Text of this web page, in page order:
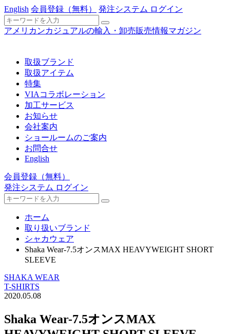
English 会員登録 （無料） 発注システム ログイン
アメリカンカジュアルの輸入・卸売販売情報マガジン
取扱ブランド
取扱アイテム
特集
VIAコラボレーション
加工サービス
お知らせ
会社案内
ショールームのご案内
お問合せ
English
会員登録 （無料）
発注システム ログイン
ホーム
取り扱いブランド
シャカウェア
Shaka Wear-7.5オンスMAX HEAVYWEIGHT SHORT
SLEEVE
SHAKA WEAR
T-SHIRTS
2020.05.08
Shaka Wear-7.5オンスMAX